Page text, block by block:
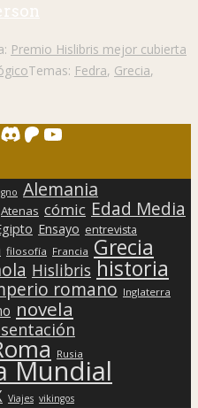
Premio Hislibris mejor cubierta
Temas: Fedra, Grecia,
Discord
Patreon
YouTube
Alemania
Atenas cómic Edad Media
Ensayo entrevista
filosofía Francia Grecia
Hislibris historia
romano Inglaterra
novela
Rusia
Mundial
Viajes vikingos